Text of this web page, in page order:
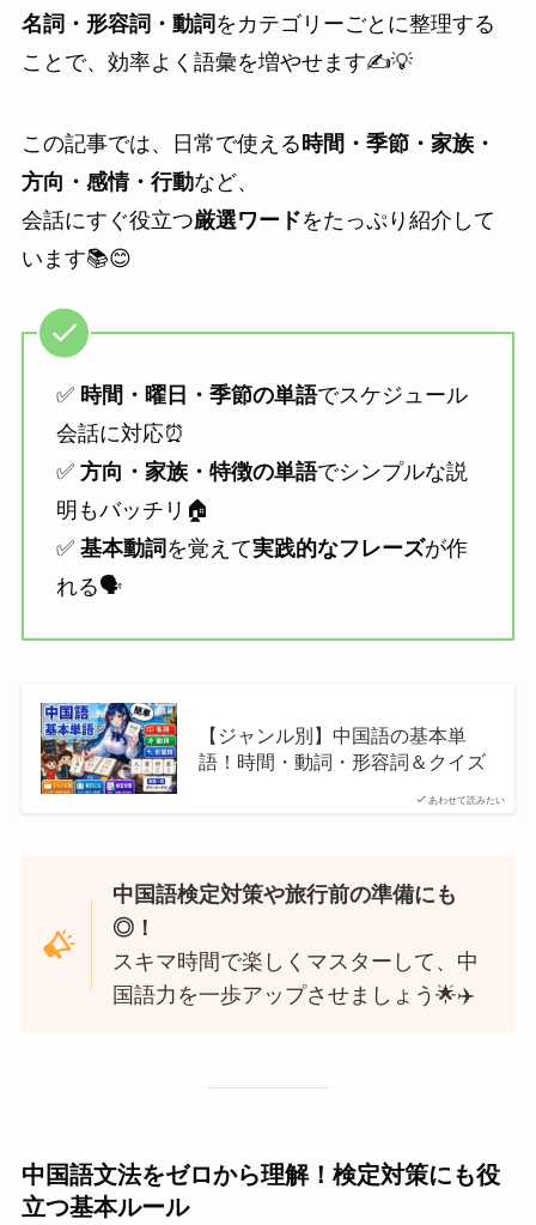
名詞・形容詞・動詞 をカテゴリーごとに整理する
ことで、効率よく語彙を増やせます✍️💡
この記事では、日常で使える 時間・季節・家族・
方向・感情・行動など、
会話にすぐ役立つ厳選ワードをたっぷり紹介して
います📚😊
✅ 時間・曜日・季節の単語でスケジュール
会話に対応⏰
✅ 方向・家族・特徴の単語でシンプルな説
明もバッチリ🏠
✅ 基本動詞 を覚えて実践的なフレーズが作
れる🗣️
あわせて読みたい
【ジャンル別】中国語の基本単
語！時間・動詞・形容詞＆クイズ
中国語検定対策や旅行前の準備にも
◎！
スキマ時間で楽しくマスターして、中
国語力を一歩アップさせましょう🌟✈️
中国語文法をゼロから理解！検定対策にも役
立つ基本ルール